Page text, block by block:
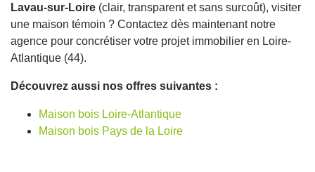
Lavau-sur-Loire (clair, transparent et sans surcoût), visiter
une maison témoin ? Contactez dès maintenant notre
agence pour concrétiser votre projet immobilier en Loire-
Atlantique (44).
Découvrez aussi nos offres suivantes :
Maison bois Loire-Atlantique
Maison bois Pays de la Loire